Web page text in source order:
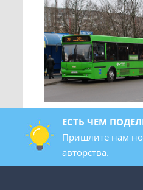
ЕСТЬ ЧЕМ
Пришлите нам
авторства.